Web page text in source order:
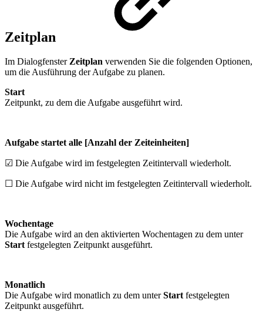
Zeitplan
Im DialogfensterZeitplan verwenden Sie die folgenden Optionen,
um die Ausführung der Aufgabe zu planen.
Start
Zeitpunkt, zu dem die Aufgabe ausgeführt wird.
Aufgabe startet alle [Anzahl der Zeiteinheiten]
☑ Die Aufgabe wird im festgelegten Zeitintervall wiederholt.
☐ Die Aufgabe wird nicht im festgelegten Zeitintervall wiederholt.
Wochentage
Die Aufgabe wird an den aktivierten Wochentagen zu dem unter
Startfestgelegten Zeitpunkt ausgeführt.
Monatlich
Die Aufgabe wird monatlich zu dem unterStartfestgelegten
Zeitpunkt ausgeführt.